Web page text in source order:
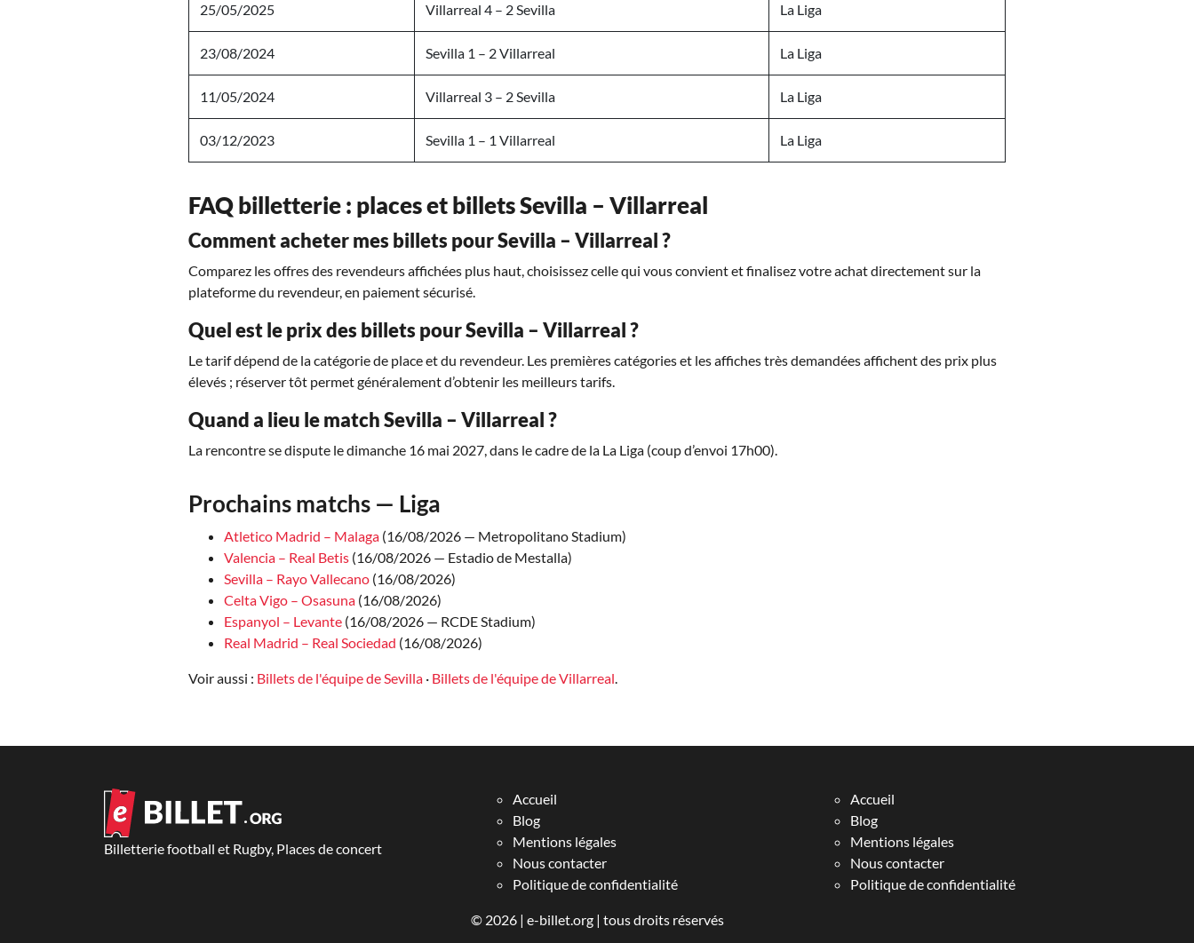
25/05/2025 Villarreal 4 – 2 Sevilla La Liga
23/08/2024 Sevilla 1 – 2 Villarreal La Liga
11/05/2024 Villarreal 3 – 2 Sevilla La Liga
03/12/2023 Sevilla 1 – 1 Villarreal La Liga
FAQ billetterie : places et billets Sevilla – Villarreal
Comment acheter mes billets pour Sevilla – Villarreal ?
Comparez les offres des revendeurs affichées plus haut, choisissez celle qui vous convient et finalisez votre achat directement sur la
plateforme du revendeur, en paiement sécurisé.
Quel est le prix des billets pour Sevilla – Villarreal ?
Le tarif dépend de la catégorie de place et du revendeur. Les premières catégories et les affiches très demandées affichent des prix plus
élevés ; réserver tôt permet généralement d’obtenir les meilleurs tarifs.
Quand a lieu le match Sevilla – Villarreal ?
La rencontre se dispute le dimanche 16 mai 2027, dans le cadre de la La Liga (coup d’envoi 17h00).
Prochains matchs — Liga
Atletico Madrid – Malaga (16/08/2026 — Metropolitano Stadium)
Valencia – Real Betis (16/08/2026 — Estadio de Mestalla)
Sevilla – Rayo Vallecano (16/08/2026)
Celta Vigo – Osasuna (16/08/2026)
Espanyol – Levante (16/08/2026 — RCDE Stadium)
Real Madrid – Real Sociedad (16/08/2026)
Voir aussi : Billets de l'équipe de Sevilla · Billets de l'équipe de Villarreal.
Billetterie football et Rugby, Places de concert
Accueil
Blog
Mentions légales
Nous contacter
Politique de confidentialité
Accueil
Blog
Mentions légales
Nous contacter
Politique de confidentialité
© 2026 | e-billet.org| tous droits réservés